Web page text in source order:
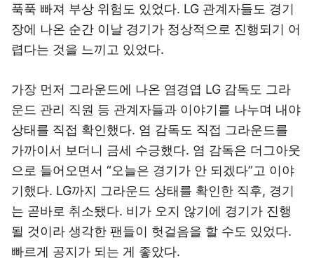
푹푹 빠져 부상 위험도 있었다. LG 관계자들도 경기
장에 나온 순간 이날 경기가 정상적으로 진행되기 어
렵다는 것을 느끼고 있었다.
가장 먼저 그라운드에 나온 염경엽 LG 감독도 그라
운드 관리 직원 등 관계자들과 이야기를 나누며 내야
상태를 직접 확인했다. 염 감독도 직접 그라운드를
가까이서 보더니 금세 수긍했다. 염 감독은 더그아웃
으로 들어오면서 “오늘은 경기가 안 되겠다”고 이야
기했다. LG까지 그라운드 상태를 확인한 직후, 경기
는 곧바로 취소됐다. 비가 오지 않기에 경기가 진행
될 것이라 생각한 팬들이 헛걸음을 할 수도 있었다.
빠르게 공지가 되는 게 좋았다.